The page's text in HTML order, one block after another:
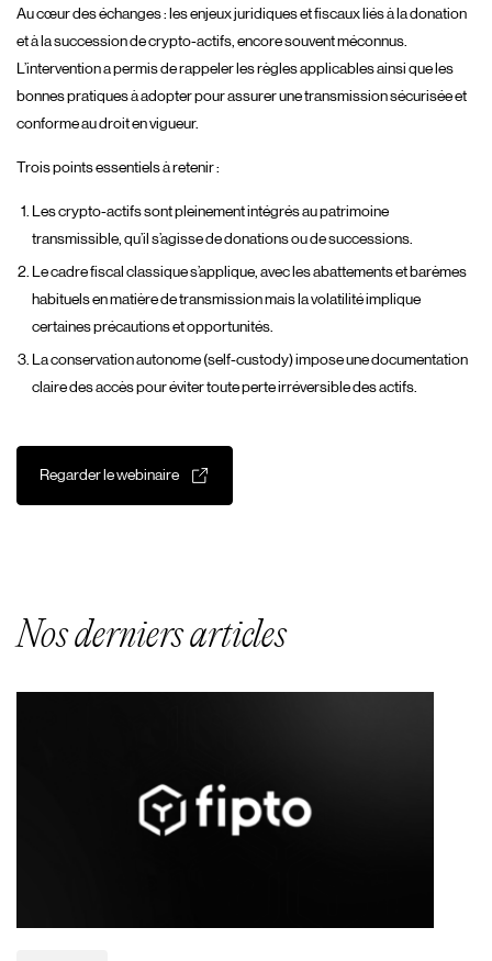
Au cœur des échanges : les enjeux juridiques et fiscaux liés à la donation
et à la succession de crypto-actifs, encore souvent méconnus.
L’intervention a permis de rappeler les règles applicables ainsi que les
bonnes pratiques à adopter pour assurer une transmission sécurisée et
conforme au droit en vigueur.
Trois points essentiels à retenir :
Les crypto-actifs sont pleinement intégrés au patrimoine
transmissible, qu’il s’agisse de donations ou de successions.
Le cadre fiscal classique s’applique, avec les abattements et barèmes
habituels en matière de transmission mais la volatilité implique
certaines précautions et opportunités.
La conservation autonome (self-custody) impose une documentation
claire des accès pour éviter toute perte irréversible des actifs.
Regarder le webinaire
Nos derniers articles